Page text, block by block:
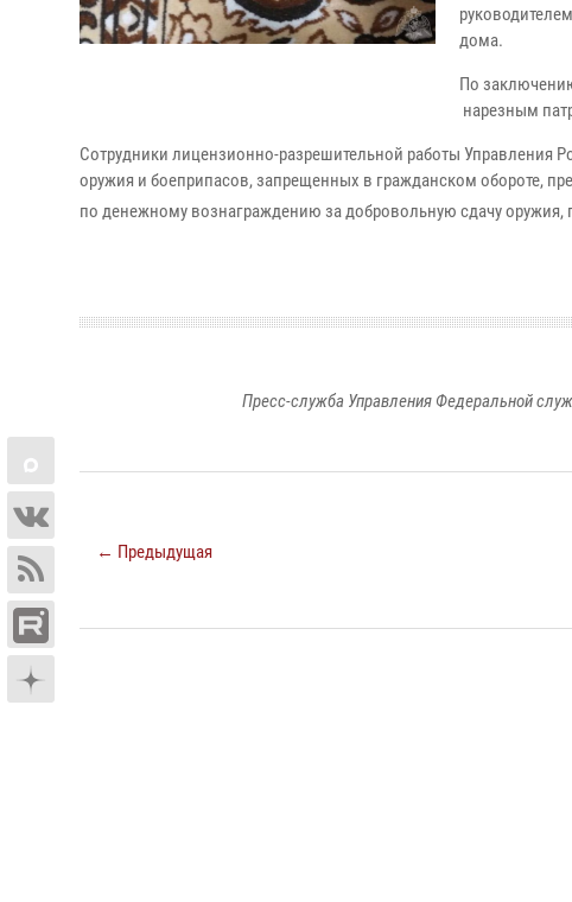
дома.
По
нарезным
Сотрудники лицензионно-разрешительной работы Управления
оружия и боеприпасов, запрещенных в гражданском обороте,
по денежному вознаграждению за добровольную сдачу оружия,
Пресс-служба Управления Федеральной
← Предыдущая